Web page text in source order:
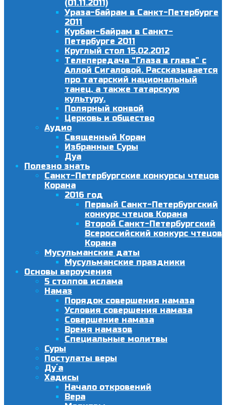
(01.11.2011)
Ураза-байрам в Санкт-Петербурге
2011
Курбан-байрам в Санкт-
Петербурге 2011
Круглый стол 15.02.2012
Телепередача “Глаза в глаза” с
Аллой Сигаловой. Рассказывается
про татарский национальный
танец, а также татарскую
культуру.
Полярный конвой
Церковь и общество
Аудио
Священный Коран
Избранные Суры
Дуа
Полезно знать
Санкт-Петербургские конкурсы чтецов
Корана
2016 год
Первый Санкт-Петербургский
конкурс чтецов Корана
Второй Санкт-Петербургский
Всероссийский конкурс чтецов
Корана
Мусульманские даты
Мусульманские праздники
Основы вероучения
5 столпов ислама
Намаз
Порядок совершения намаза
Условия совершения намаза
Совершение намаза
Время намазов
Специальные молитвы
Суры
Постулаты веры
Ду´а
Хадисы
Начало откровений
Вера